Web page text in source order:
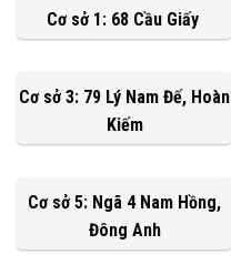
Cơ sở 1: 68 Cầu Giấy
Cơ sở 3: 79 Lý Nam Đế, Hoàn
Kiếm
Cơ sở 5: Ngã 4 Nam Hồng,
Đông Anh